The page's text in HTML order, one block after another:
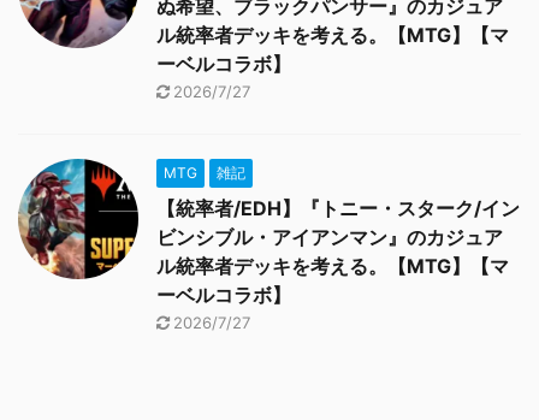
ぬ希望、ブラックパンサー』のカジュア
ル統率者デッキを考える。【MTG】【マ
ーベルコラボ】
2026/7/27
MTG 雑記
【統率者/EDH】『トニー・スターク/イン
ビンシブル・アイアンマン』のカジュア
ル統率者デッキを考える。【MTG】【マ
ーベルコラボ】
2026/7/27